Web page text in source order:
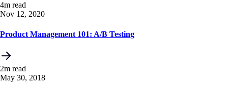
4m read
Nov 12, 2020
Product Management 101: A/B Testing
2m read
May 30, 2018